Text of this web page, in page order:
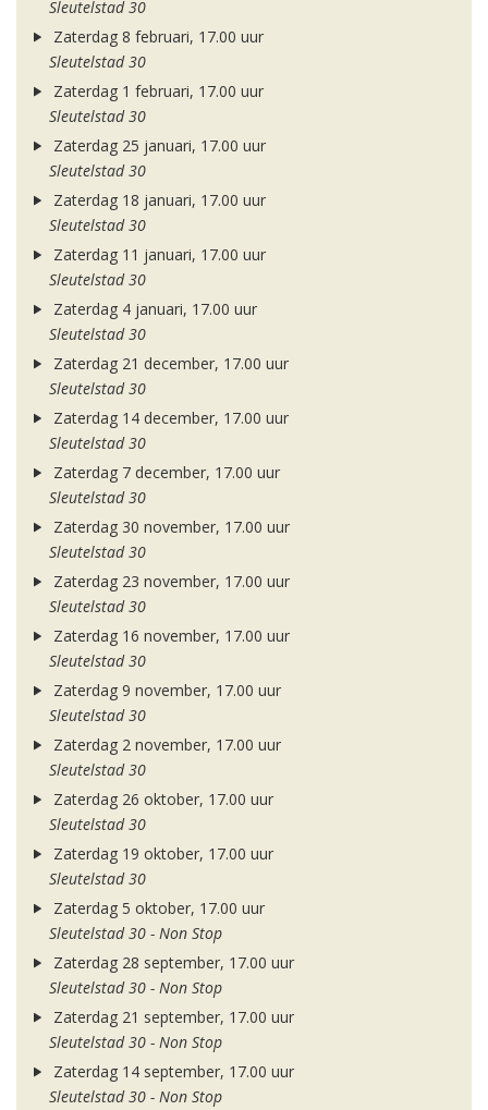
Sleutelstad 30
Zaterdag 8 februari, 17.00 uur
Sleutelstad 30
Zaterdag 1 februari, 17.00 uur
Sleutelstad 30
Zaterdag 25 januari, 17.00 uur
Sleutelstad 30
Zaterdag 18 januari, 17.00 uur
Sleutelstad 30
Zaterdag 11 januari, 17.00 uur
Sleutelstad 30
Zaterdag 4 januari, 17.00 uur
Sleutelstad 30
Zaterdag 21 december, 17.00 uur
Sleutelstad 30
Zaterdag 14 december, 17.00 uur
Sleutelstad 30
Zaterdag 7 december, 17.00 uur
Sleutelstad 30
Zaterdag 30 november, 17.00 uur
Sleutelstad 30
Zaterdag 23 november, 17.00 uur
Sleutelstad 30
Zaterdag 16 november, 17.00 uur
Sleutelstad 30
Zaterdag 9 november, 17.00 uur
Sleutelstad 30
Zaterdag 2 november, 17.00 uur
Sleutelstad 30
Zaterdag 26 oktober, 17.00 uur
Sleutelstad 30
Zaterdag 19 oktober, 17.00 uur
Sleutelstad 30
Zaterdag 5 oktober, 17.00 uur
Sleutelstad 30 - Non Stop
Zaterdag 28 september, 17.00 uur
Sleutelstad 30 - Non Stop
Zaterdag 21 september, 17.00 uur
Sleutelstad 30 - Non Stop
Zaterdag 14 september, 17.00 uur
Sleutelstad 30 - Non Stop